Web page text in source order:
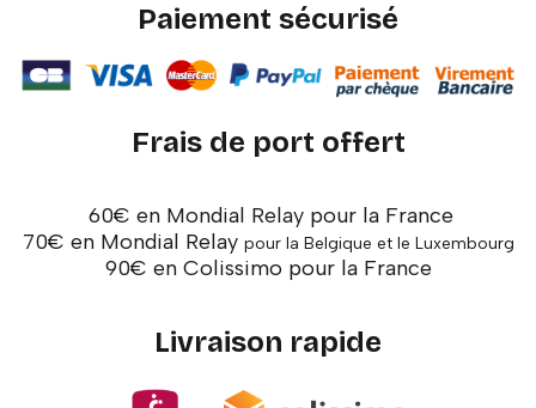
Paiement sécurisé
Frais de port offert
60€ en Mondial Relay pour la France
70€ en Mondial Relay pour la Belgique et le Luxembourg
90€ en Colissimo pour la France
Livraison rapide